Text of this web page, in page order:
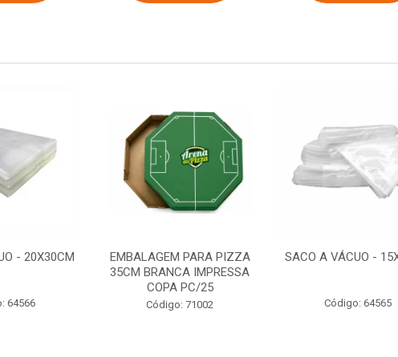
- 20X30CM
64566
EMBALAGEM PARA PIZZA
35CM BRANCA IMPRESSA
COPA PC/25
Código: 71002
SACO A VÁCUO -
Código: 64565